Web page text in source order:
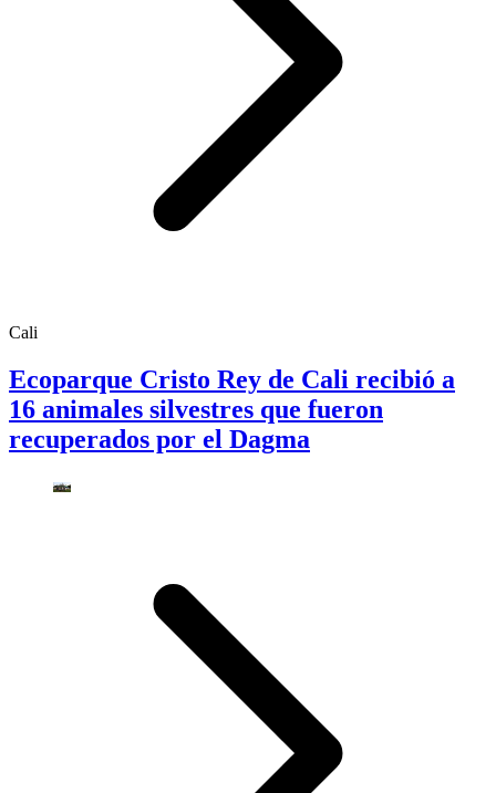
Cali
Ecoparque Cristo Rey de Cali recibió a
16 animales silvestres que fueron
recuperados por el Dagma